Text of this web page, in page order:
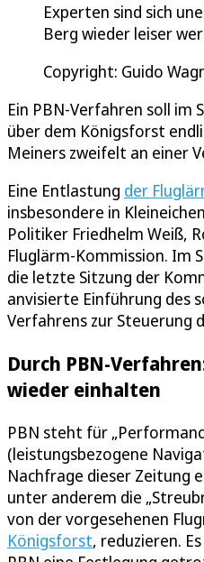
Experten sind sich
Berg wieder leiser
Copyright: Guido
Ein PBN-Verfahren soll im
über dem Königsforst
Meiners zweifelt an einer
Eine Entlastung der
insbesondere in
Politiker Friedhelm Weiß,
Fluglärm-Kommission.
die letzte Sitzung der
anvisierte Einführung des
Verfahrens zur Steuerung
Durch PBN-
wieder einhalten
PBN steht für
(leistungsbezogene
Nachfrage dieser Zeitung
unter anderem die
von der vorgesehenen
Königsforst, reduzieren.